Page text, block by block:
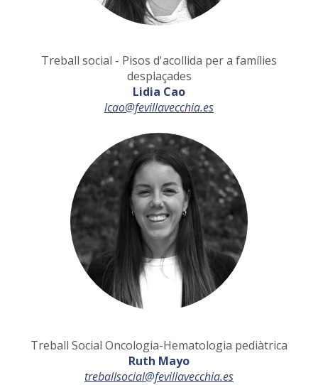
Treball social - Pisos d'acollida per a famílies
desplaçades
Lidia Cao
lcao@fevillavecchia.es
Treball Social Oncologia-Hematologia pediàtrica
Ruth Mayo
treballsocial@fevillavecchia.es